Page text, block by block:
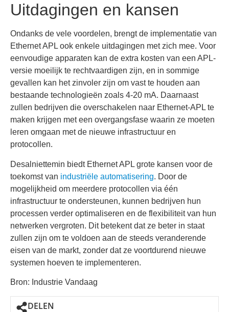
Uitdagingen en kansen
Ondanks de vele voordelen, brengt de implementatie van
Ethernet APL ook enkele uitdagingen met zich mee. Voor
eenvoudige apparaten kan de extra kosten van een APL-
versie moeilijk te rechtvaardigen zijn, en in sommige
gevallen kan het zinvoler zijn om vast te houden aan
bestaande technologieën zoals 4-20 mA. Daarnaast
zullen bedrijven die overschakelen naar Ethernet-APL te
maken krijgen met een overgangsfase waarin ze moeten
leren omgaan met de nieuwe infrastructuur en
protocollen.
Desalniettemin biedt Ethernet APL grote kansen voor de
toekomst van industriële automatisering. Door de
mogelijkheid om meerdere protocollen via één
infrastructuur te ondersteunen, kunnen bedrijven hun
processen verder optimaliseren en de flexibiliteit van hun
netwerken vergroten. Dit betekent dat ze beter in staat
zullen zijn om te voldoen aan de steeds veranderende
eisen van de markt, zonder dat ze voortdurend nieuwe
systemen hoeven te implementeren.
Bron: Industrie Vandaag
DELEN